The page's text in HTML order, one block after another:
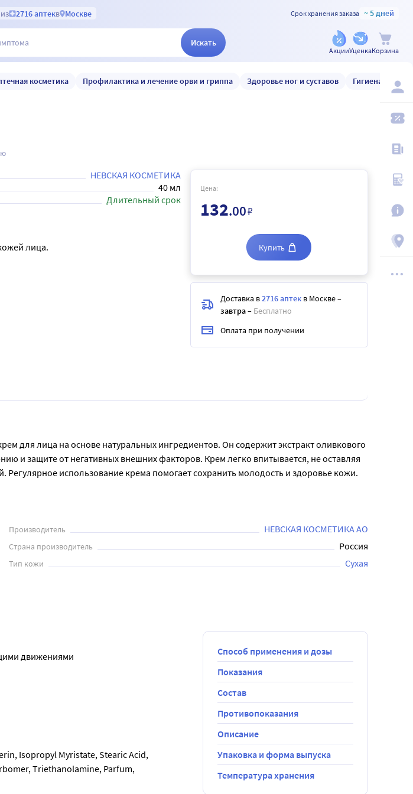
2716 аптекв Москве Срок хранения заказа ~ 5 дней
Искать
АкцииУценкаКорзина
косметика Профилактика и лечение орви и гриппа Здоровье ног и суставов Гигиена и уход
НЕВСКАЯ КОСМЕТИКА
40 мл
Длительный срок
лица.
Цена:
132.00₽
Купить
Доставка в2716 аптек в Москве–
завтра– Бесплатно
Оплата при получении
для лица на основе натуральных ингредиентов. Он содержит экстракт оливкового
и защите от негативных внешних факторов. Крем легко впитывается, не оставляя
использование крема помогает сохранить молодость и здоровье кожи.
Производитель НЕВСКАЯ КОСМЕТИКА АО
Страна производитель Россия
Тип кожи Сухая
движениями
Isopropyl Myristate, Steariс Аcid,
Тriethanolamine, Parfum,
Способ применения и дозы
Показания
Состав
Противопоказания
Описание
Упаковка и форма выпуска
Температура хранения